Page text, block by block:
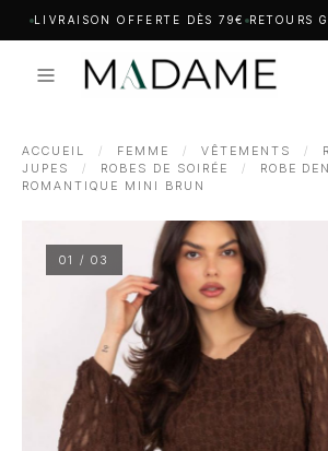
LIVRAISON OFFERTE DÈS 79€ RETOURS
ACCUEIL / FEMME / VÊTEMENTS /
JUPES
/ ROBES DE SOIRÉE /
ROBE
ROMANTIQUE MINI BRUN
01 / 03